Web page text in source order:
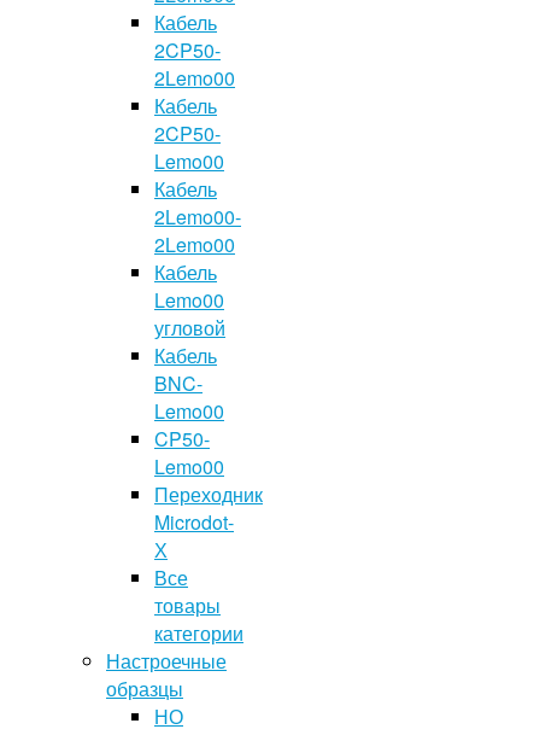
Кабель
2CP50-
2Lemo00
Кабель
2CP50-
Lemo00
Кабель
2Lemo00-
2Lemo00
Кабель
Lemo00
угловой
Кабель
BNC-
Lemo00
CP50-
Lemo00
Переходник
Microdot-
Х
Все
товары
категории
Настроечные
образцы
НО